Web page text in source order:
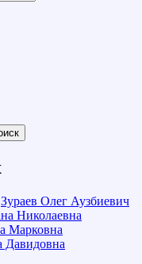
Зураев Олег Аузбиевич
Николаевна
Марковна
Давидовна